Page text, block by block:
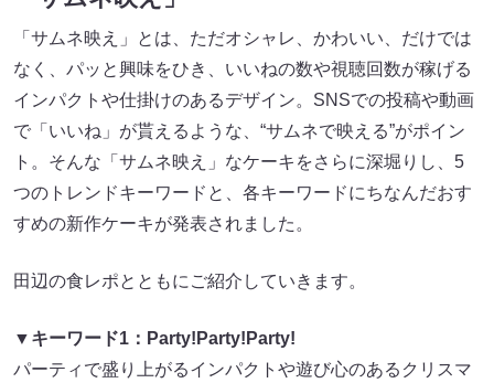
「サムネ映え」とは、ただオシャレ、かわいい、だけでは
なく、パッと興味をひき、いいねの数や視聴回数が稼げる
インパクトや仕掛けのあるデザイン。SNSでの投稿や動画
で「いいね」が貰えるような、“サムネで映える”がポイン
ト。そんな「サムネ映え」なケーキをさらに深堀りし、5
つのトレンドキーワードと、各キーワードにちなんだおす
すめの新作ケーキが発表されました。
田辺の食レポとともにご紹介していきます。
▼キーワード1：Party!Party!Party!
パーティで盛り上がるインパクトや遊び心のあるクリスマ